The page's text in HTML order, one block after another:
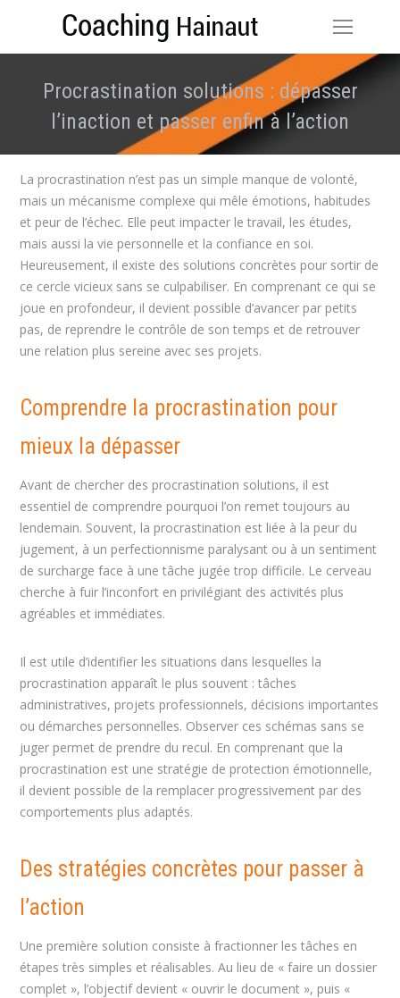
Procrastination solutions : dépasser
l’inaction et passer enfin à l’action
Vous êtes ici :
La procrastination n’est pas un simple manque de volonté,
mais un mécanisme complexe qui mêle émotions, habitudes
et peur de l’échec. Elle peut impacter le travail, les études,
mais aussi la vie personnelle et la confiance en soi.
Heureusement, il existe des solutions concrètes pour sortir de
ce cercle vicieux sans se culpabiliser. En comprenant ce qui se
joue en profondeur, il devient possible d’avancer par petits
pas, de reprendre le contrôle de son temps et de retrouver
une relation plus sereine avec ses projets.
Comprendre la procrastination pour
mieux la dépasser
Avant de chercher des procrastination solutions, il est
essentiel de comprendre pourquoi l’on remet toujours au
lendemain. Souvent, la procrastination est liée à la peur du
jugement, à un perfectionnisme paralysant ou à un sentiment
de surcharge face à une tâche jugée trop difficile. Le cerveau
cherche à fuir l’inconfort en privilégiant des activités plus
agréables et immédiates.
Il est utile d’identifier les situations dans lesquelles la
procrastination apparaît le plus souvent : tâches
administratives, projets professionnels, décisions importantes
ou démarches personnelles. Observer ces schémas sans se
juger permet de prendre du recul. En comprenant que la
procrastination est une stratégie de protection émotionnelle,
il devient possible de la remplacer progressivement par des
comportements plus adaptés.
Des stratégies concrètes pour passer à
l’action
Une première solution consiste à fractionner les tâches en
étapes très simples et réalisables. Au lieu de « faire un dossier
complet », l’objectif devient « ouvrir le document », puis «